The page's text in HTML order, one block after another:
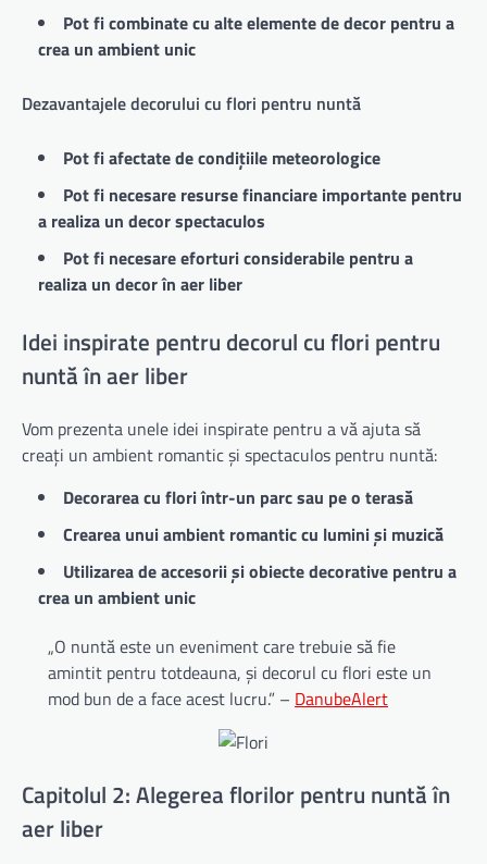
Pot fi combinate cu alte elemente de decor pentru a
crea un ambient unic
Dezavantajele decorului cu flori pentru nuntă
Pot fi afectate de condițiile meteorologice
Pot fi necesare resurse financiare importante pentru
a realiza un decor spectaculos
Pot fi necesare eforturi considerabile pentru a
realiza un decor în aer liber
Idei inspirate pentru decorul cu flori pentru
nuntă în aer liber
Vom prezenta unele idei inspirate pentru a vă ajuta să
creați un ambient romantic și spectaculos pentru nuntă:
Decorarea cu flori într-un parc sau pe o terasă
Crearea unui ambient romantic cu lumini și muzică
Utilizarea de accesorii și obiecte decorative pentru a
crea un ambient unic
„O nuntă este un eveniment care trebuie să fie
amintit pentru totdeauna, și decorul cu flori este un
mod bun de a face acest lucru.” – DanubeAlert
Capitolul 2: Alegerea florilor pentru nuntă în
aer liber